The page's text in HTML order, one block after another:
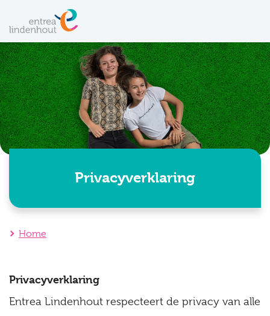
Privacyverklaring
Home
Privacyverklaring
Entrea Lindenhout respecteert de privacy van alle